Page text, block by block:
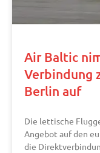
Air Baltic
Verbindung
Berlin auf
Die lettische
Angebot auf den
die